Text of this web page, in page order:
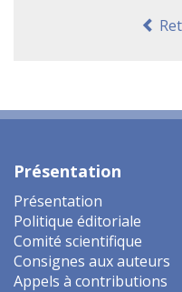
Présentation
Présentation
Politique éditoriale
Comité scientifique
Consignes aux auteurs
Appels à contributions